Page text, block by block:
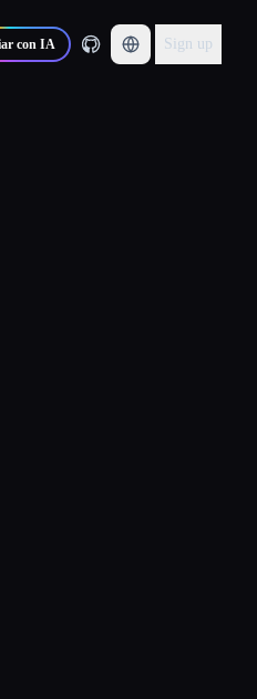
con IA Sign up